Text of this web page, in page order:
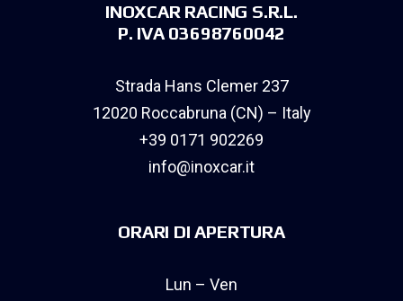
INOXCAR RACING S.R.L.
P. IVA 03698760042
Strada Hans Clemer 237
12020 Roccabruna (CN) – Italy
+39 0171 902269
info@inoxcar.it
ORARI DI APERTURA
Lun – Ven